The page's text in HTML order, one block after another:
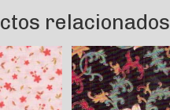
relacionados